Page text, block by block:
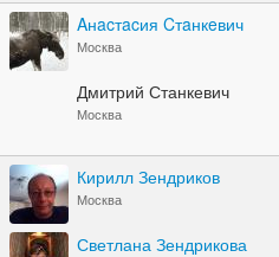
Aнacтacия Cтaнкeвич
Москва
Дмитрий Станкевич
Москва
Кирилл Зендриков
Москва
Светлана Зендрикова